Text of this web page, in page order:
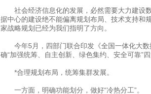
社会经济信息化的发展，必然需要大力建设数
据中心的建设绝不能偏离规划布局、技术支持和
家战略规划已经为我们指明了方向。
今年5月，四部门联合印发《全国一体化大数
确“加强统筹、自主创新、绿色集约、安全可靠”
*合理规划布局，统筹集群发展。
一方面，明确功能划分，做好“冷热分工”。